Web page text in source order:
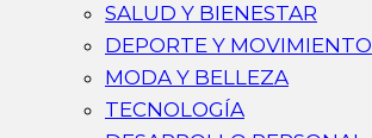
SALUD Y BIENESTAR
DEPORTE Y MOVIMIENTO
MODA Y BELLEZA
TECNOLOGÍA